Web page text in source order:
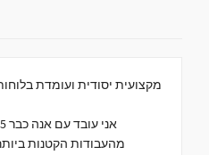
מקצועית יסודית ועומדת
מהעבודות הקטנות